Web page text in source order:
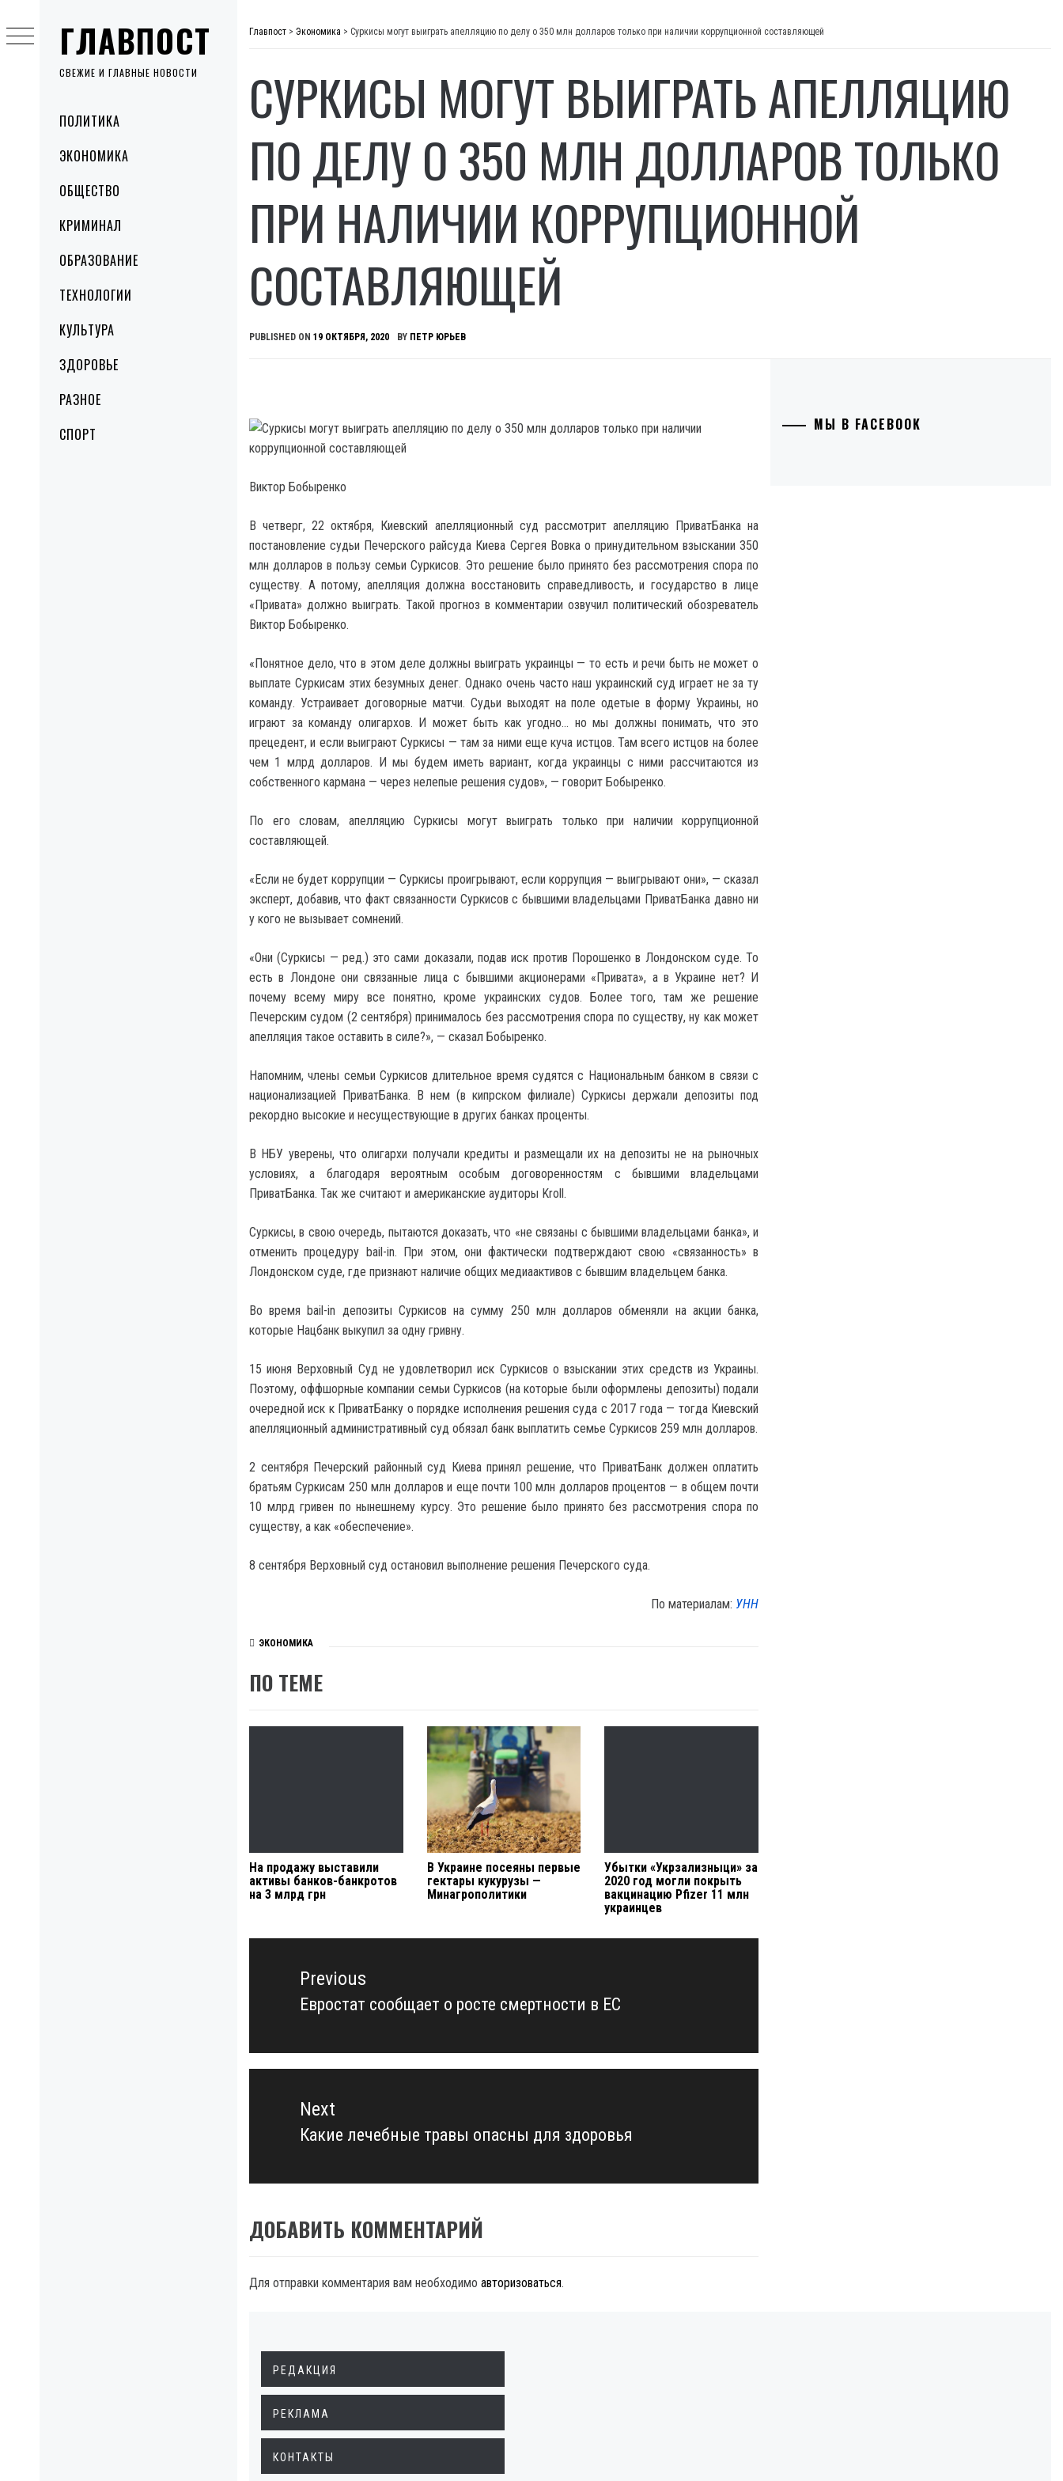
ГЛАВПОСТ
СВЕЖИЕ И ГЛАВНЫЕ НОВОСТИ
MenuПОЛИТИКА
ЭКОНОМИКА
ОБЩЕСТВО
КРИМИНАЛ
ОБРАЗОВАНИЕ
ТЕХНОЛОГИИ
КУЛЬТУРА
ЗДОРОВЬЕ
РАЗНОЕ
СПОРТ
to
content
Главпост > Экономика > Суркисы могут выиграть апелляцию по делу о 350 млн долларов только при наличии коррупционной составляющей
СУРКИСЫ МОГУТ ВЫИГРАТЬ АПЕЛЛЯЦИЮ
ПО ДЕЛУ О 350 МЛН ДОЛЛАРОВ ТОЛЬКО
ПРИ НАЛИЧИИ КОРРУПЦИОННОЙ
СОСТАВЛЯЮЩЕЙ
PUBLISHED ON 19 ОКТЯБРЯ, 2020 BY ПЕТР ЮРЬЕВ
Виктор Бобыренко
В четверг, 22 октября, Киевский апелляционный суд рассмотрит апелляцию ПриватБанка на
постановление судьи Печерского райсуда Киева Сергея Вовка о принудительном взыскании 350
млн долларов в пользу семьи Суркисов. Это решение было принято без рассмотрения спора по
существу. А потому, апелляция должна восстановить справедливость, и государство в лице
«Привата» должно выиграть. Такой прогноз в комментарии озвучил политический обозреватель
Виктор Бобыренко.
«Понятное дело, что в этом деле должны выиграть украинцы — то есть и речи быть не может о
выплате Суркисам этих безумных денег. Однако очень часто наш украинский суд играет не за ту
команду. Устраивает договорные матчи. Судьи выходят на поле одетые в форму Украины, но
играют за команду олигархов. И может быть как угодно… но мы должны понимать, что это
прецедент, и если выиграют Суркисы — там за ними еще куча истцов. Там всего истцов на более
чем 1 млрд долларов. И мы будем иметь вариант, когда украинцы с ними рассчитаются из
собственного кармана — через нелепые решения судов», — говорит Бобыренко.
По его словам, апелляцию Суркисы могут выиграть только при наличии коррупционной
составляющей.
«Если не будет коррупции — Суркисы проигрывают, если коррупция — выигрывают они», — сказал
эксперт, добавив, что факт связанности Суркисов с бывшими владельцами ПриватБанка давно ни
у кого не вызывает сомнений.
«Они (Суркисы — ред.) это сами доказали, подав иск против Порошенко в Лондонском суде. То
есть в Лондоне они связанные лица с бывшими акционерами «Привата», а в Украине нет? И
почему всему миру все понятно, кроме украинских судов. Более того, там же решение
Печерским судом (2 сентября) принималось без рассмотрения спора по существу, ну как может
апелляция такое оставить в силе?», — сказал Бобыренко.
Напомним, члены семьи Суркисов длительное время судятся с Национальным банком в связи с
национализацией ПриватБанка. В нем (в кипрском филиале) Суркисы держали депозиты под
рекордно высокие и несуществующие в других банках проценты.
В НБУ уверены, что олигархи получали кредиты и размещали их на депозиты не на рыночных
условиях, а благодаря вероятным особым договоренностям с бывшими владельцами
ПриватБанка. Так же считают и американские аудиторы Kroll.
Суркисы, в свою очередь, пытаются доказать, что «не связаны с бывшими владельцами банка», и
отменить процедуру bail-in. При этом, они фактически подтверждают свою «связанность» в
Лондонском суде, где признают наличие общих медиаактивов с бывшим владельцем банка.
Во время bail-in депозиты Суркисов на сумму 250 млн долларов обменяли на акции банка,
которые Нацбанк выкупил за одну гривну.
15 июня Верховный Суд не удовлетворил иск Суркисов о взыскании этих средств из Украины.
Поэтому, оффшорные компании семьи Суркисов (на которые были оформлены депозиты) подали
очередной иск к ПриватБанку о порядке исполнения решения суда с 2017 года — тогда Киевский
апелляционный административный суд обязал банк выплатить семье Суркисов 259 млн долларов.
2 сентября Печерский районный суд Киева принял решение, что ПриватБанк должен оплатить
братьям Суркисам 250 млн долларов и еще почти 100 млн долларов процентов — в общем почти
10 млрд гривен по нынешнему курсу. Это решение было принято без рассмотрения спора по
существу, а как «обеспечение».
8 сентября Верховный суд остановил выполнение решения Печерского суда.
По материалам: УНН
ЭКОНОМИКА
ПО ТЕМЕ
На продажу выставили
активы банков-банкротов
на 3 млрд грн
В Украине посеяны первые
гектары кукурузы —
Минагрополитики
Убытки «Укрзализныци» за
2020 год могли покрыть
вакцинацию Pfizer 11 млн
украинцев
Навигация
записямPrevious
Previous
Евростат сообщает о росте смертности в ЕС
Next
Next
Какие лечебные травы опасны для здоровья
ДОБАВИТЬ КОММЕНТАРИЙ
Для отправки комментария вам необходимо авторизоваться.
МЫ В FACEBOOK
РЕДАКЦИЯ
РЕКЛАМА
КОНТАКТЫ